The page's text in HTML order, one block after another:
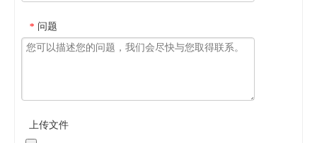
* 问题
上传文件